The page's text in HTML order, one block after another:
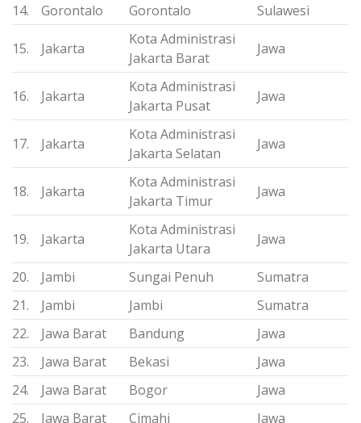
14.
Gorontalo Gorontalo Sulawesi
15. Jakarta
Kota Administrasi
Jakarta Barat
Jawa
16. Jakarta
Kota Administrasi
Jakarta Pusat
Jawa
17. Jakarta
Kota Administrasi
Jakarta Selatan
Jawa
18. Jakarta
Kota Administrasi
Jakarta Timur
Jawa
19. Jakarta
Kota Administrasi
Jakarta Utara
Jawa
20. Jambi Sungai Penuh
Sumatra
21.
Jambi Jambi
Sumatra
22.
Jawa Barat Bandung
Jawa
23.
Jawa Barat Bekasi
Jawa
24.
Jawa Barat Bogor
Jawa
25.
Jawa Barat Cimahi Jawa